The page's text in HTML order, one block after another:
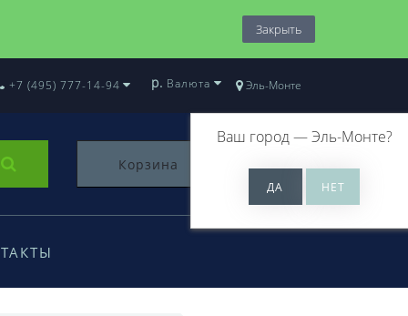
Закрыть
Эль-Монте
Ваш город —Эль-Монте?
+7 (495) 777-14-94 р. Валюта
Корзина 0